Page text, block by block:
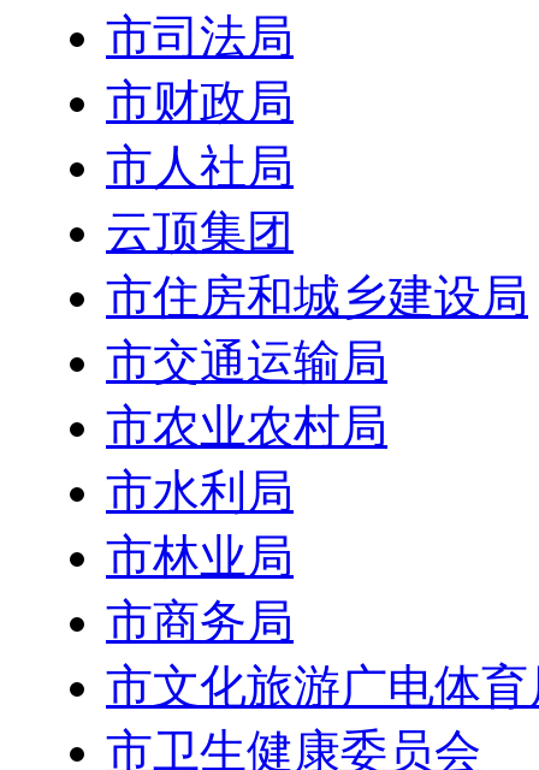
市司法局
市财政局
市人社局
云顶集团
市住房和城乡建设局
市交通运输局
市农业农村局
市水利局
市林业局
市商务局
市文化旅游广电体育
市卫生健康委员会